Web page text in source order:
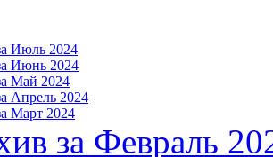
Июль 2024
Июнь 2024
Май 2024
Апрель 2024
Март 2024
за Февраль